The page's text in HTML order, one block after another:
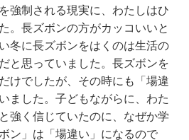
強制される現実に、わたしはひ
。長ズボンの方がカッコいいと
冬に長ズボンをはくのは生活の
と思っていました。長ズボンを
けでしたが、その時にも「場違
ました。子どもながらに、わた
強く信じていたのに、なぜか学
ン」は「場違い」になるので